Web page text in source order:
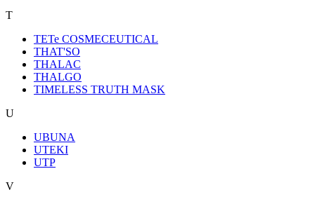
T
TETe COSMECEUTICAL
THAT'SO
THALAC
THALGO
TIMELESS TRUTH MASK
U
UBUNA
UTEKI
UTP
V